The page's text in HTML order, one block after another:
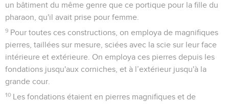
un bâtiment du même genre que ce portique pour la fille du
pharaon, qu'il avait prise pour femme.
9 Pour toutes ces constructions, on employa de magnifiques
pierres, taillées sur mesure, sciées avec la scie sur leur face
intérieure et extérieure. On employa ces pierres depuis les
fondations jusqu'aux corniches, et à l’extérieur jusqu'à la
grande cour.
10 Les fondations étaient en pierres magnifiques et de